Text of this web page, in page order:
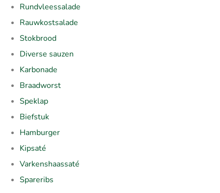
Rundvleessalade
Rauwkostsalade
Stokbrood
Diverse sauzen
Karbonade
Braadworst
Speklap
Biefstuk
Hamburger
Kipsaté
Varkenshaassaté
Spareribs